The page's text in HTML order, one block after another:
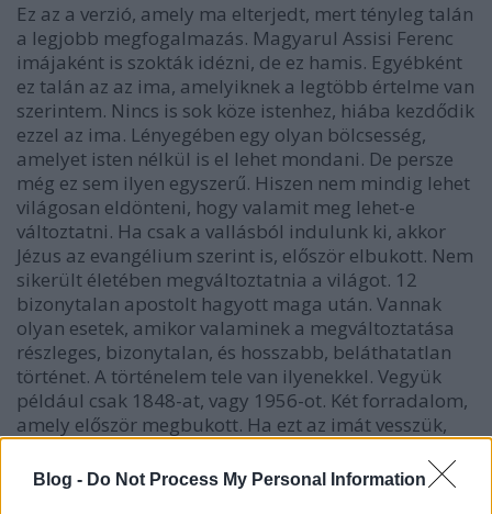
Blog - Do Not Process My Personal Information
Ez az a verzió, amely ma elterjedt, mert tényleg talán
a legjobb megfogalmazás. Magyarul Assisi Ferenc
imájaként is szokták idézni, de ez hamis. Egyébként
ez talán az az ima, amelyiknek a legtöbb értelme van
szerintem. Nincs is sok köze istenhez, hiába kezdődik
ezzel az ima. Lényegében egy olyan bölcsesség,
amelyet isten nélkül is el lehet mondani. De persze
még ez sem ilyen egyszerű. Hiszen nem mindig lehet
világosan eldönteni, hogy valamit meg lehet-e
változtatni. Ha csak a vallásból indulunk ki, akkor
Jézus az evangélium szerint is, először elbukott. Nem
sikerült életében megváltoztatnia a világot. 12
bizonytalan apostolt hagyott maga után. Vannak
olyan esetek, amikor valaminek a megváltoztatása
részleges, bizonytalan, és hosszabb, beláthatatlan
történet. A történelem tele van ilyenekkel. Vegyük
például csak 1848-at, vagy 1956-ot. Két forradalom,
amely először megbukott. Ha ezt az imát vesszük,
azt mondani, hogy a bölcs ember láthatta előre,
hogy ezek a forradalmak bár elbuknak, de később a